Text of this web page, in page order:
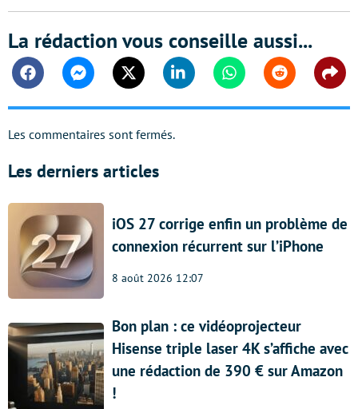
La rédaction vous conseille aussi...
FacebookMessengerTwitter Linkedin WhatsappReddit
Les commentaires sont fermés.
Les derniers articles
iOS 27 corrige enfin un problème de
connexion récurrent sur l’iPhone
8 août 2026 12:07
Bon plan : ce vidéoprojecteur
Hisense triple laser 4K s’affiche avec
une rédaction de 390 € sur Amazon
!